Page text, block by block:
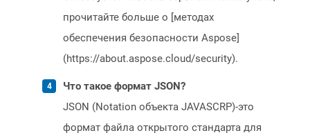
прочитайте больше о [методах
обеспечения безопасности Aspose]
(https://about.aspose.cloud/security).
Что такое формат JSON?
JSON (Notation объекта JAVASCRP)-это
формат файла открытого стандарта для